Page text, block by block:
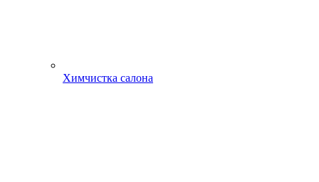
Химчистка салона